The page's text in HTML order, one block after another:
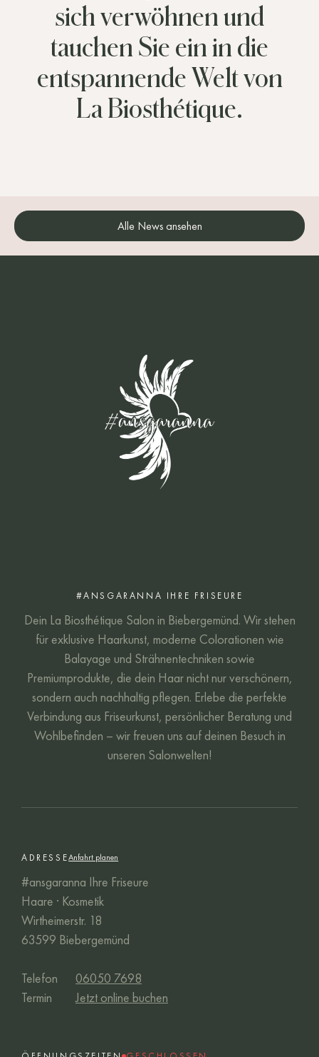
sich verwöhnen und
tauchen Sie ein in die
entspannende Welt von
La Biosthétique.
Alle News ansehen
#ANSGARANNA IHRE FRISEURE
Dein La Biosthétique Salon in Biebergemünd. Wir stehen
für exklusive Haarkunst, moderne Colorationen wie
Balayage und Strähnentechniken sowie
Premiumprodukte, die dein Haar nicht nur verschönern,
sondern auch nachhaltig pflegen. Erlebe die perfekte
Verbindung aus Friseurkunst, persönlicher Beratung und
Wohlbefinden – wir freuen uns auf deinen Besuch in
unseren Salonwelten!
ADRESSEAnfahrt planen
#ansgaranna Ihre Friseure
Haare · Kosmetik
Wirtheimerstr. 18
63599 Biebergemünd
Telefon
06050 7698
Termin
Jetzt online buchen